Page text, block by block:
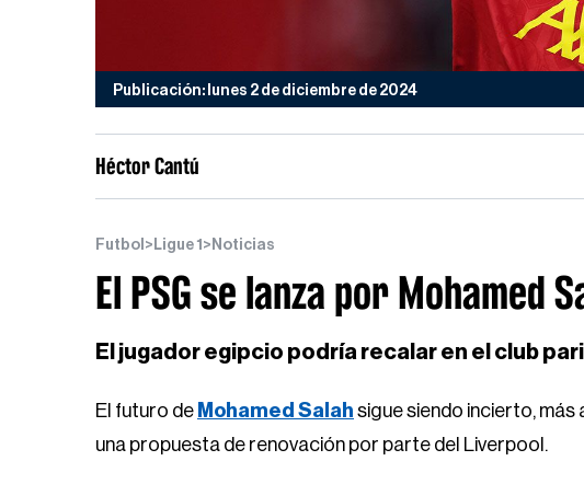
Publicación: lunes 2 de diciembre de 2024
Héctor Cantú
Futbol > Ligue 1 > Noticias
El PSG se lanza por Mohamed
El jugador egipcio podría recalar en el club
El futuro de Mohamed Salah sigue siendo incierto, más
una propuesta de renovación por parte del Liverpool.